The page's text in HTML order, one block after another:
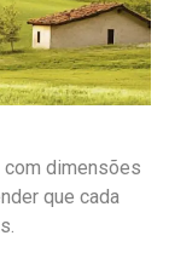
com dimensões
que cada